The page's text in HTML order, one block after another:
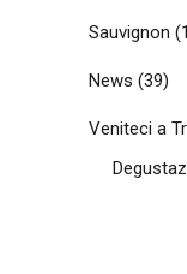
Sauvignon
News (39)
Veniteci a